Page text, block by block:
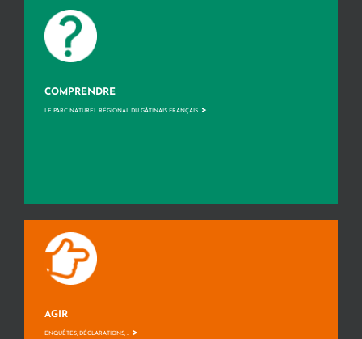
COMPRENDRE
LE PARC NATUREL RÉGIONAL DU GÂTINAIS FRANÇAIS >
AGIR
ENQUÊTES, DÉCLARATIONS, ... >